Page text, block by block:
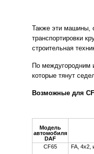
Также эти машины,
транспортировки
строительная
По междугородним
которые тянут
Возможные для
Модель
автомобиля
DAF
CF65
FA, 4х2,